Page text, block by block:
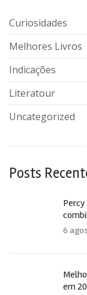
Curiosidades
Melhores Livros
Indicações
Literatour
Uncategorized
Posts
6
em